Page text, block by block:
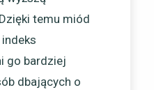
temu miód
go bardziej
dbających o